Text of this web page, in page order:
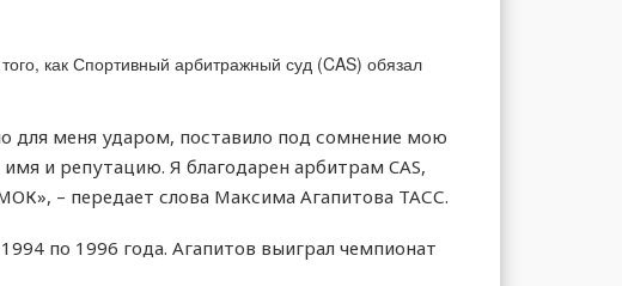
как Спортивный арбитражный суд (CAS) обязал
для меня ударом, поставило под сомнение мою
и репутацию. Я благодарен арбитрам CAS,
– передает слова Максима Агапитова ТАСС.
по 1996 года. Агапитов выиграл чемпионат